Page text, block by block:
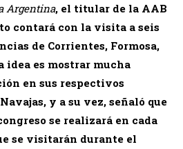
Argentina, el titular de la AAB
contará con la visita a seis
de Corrientes, Formosa,
idea es mostrar mucha
en sus respectivos
y a su vez, señaló que
se realizará en cada
se visitarán durante el